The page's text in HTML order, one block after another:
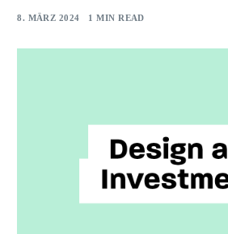
8. MÄRZ 2024 1 MIN READ